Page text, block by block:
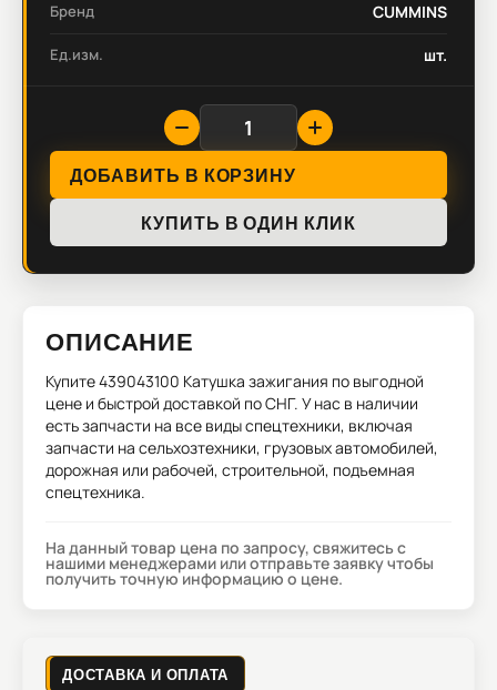
Бренд CUMMINS
Ед.изм. шт.
ДОБАВИТЬ В КОРЗИНУ
КУПИТЬ В ОДИН КЛИК
ОПИСАНИЕ
Купите439043100 Катушка зажигания по выгодной
цене и быстрой доставкой по СНГ. У нас в наличии
есть запчасти на все виды спецтехники, включая
запчасти на сельхозтехники, грузовых автомобилей,
дорожная или рабочей, строительной, подъемная
спецтехника.
На данный товар цена по запросу, свяжитесь с
нашими менеджерами или отправьте заявку чтобы
получить точную информацию о цене.
ДОСТАВКА И ОПЛАТА